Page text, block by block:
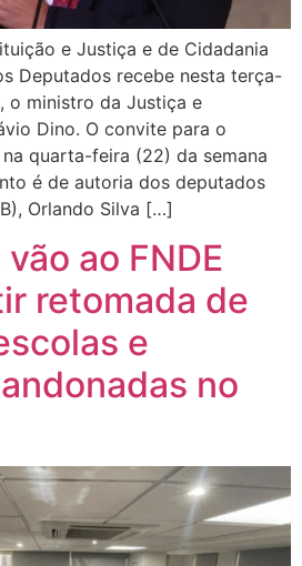
e Justiça e de Cidadania
Deputados recebe nesta terça-
o ministro da Justiça e
Dino. O convite para o
quarta-feira (22) da semana
é de autoria dos deputados
Orlando Silva […]
ao FNDE
retomada de
e
no